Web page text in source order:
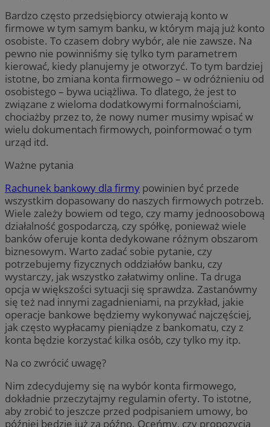
Bardzo często przedsiębiorcy otwierają konto w
firmowe w tym samym banku, w którym mają już konto
osobiste. To czasem dobry wybór, ale nie zawsze. Na
pewno nie powinniśmy się tylko tym parametrem
kierować, kiedy planujemy je otworzyć. To tym bardziej
istotne, bo zmiana konta firmowego – w odróżnieniu od
osobistego – bywa uciążliwa. To dlatego, że jest to
związane z wieloma dodatkowymi formalnościami,
chociażby przez to, że nowy numer musimy wpisać w
wielu dokumentach firmowych, poinformować o tym
urząd itd.
Ważne pytania
Rachunek bankowy dla firmy powinien być przede
wszystkim dopasowany do naszych firmowych potrzeb.
Wiele zależy bowiem od tego, czy mamy jednoosobową
działalność gospodarczą, czy spółkę, ponieważ wiele
banków oferuje konta dedykowane różnym obszarom
biznesowym. Warto zadać sobie pytanie, czy
potrzebujemy fizycznych oddziałów banku, czy
wystarczy, jak wszystko załatwimy online. Ta druga
opcja w większości sytuacji się sprawdza. Zastanówmy
się też nad innymi zagadnieniami, na przykład, jakie
operacje bankowe będziemy wykonywać najczęściej,
jak często wypłacamy pieniądze z bankomatu, czy z
konta będzie korzystać kilka osób, czy tylko my itp.
Na co zwrócić uwagę?
Nim zdecydujemy się na wybór konta firmowego,
dokładnie przeczytajmy regulamin oferty. To istotne,
aby zrobić to jeszcze przed podpisaniem umowy, bo
później będzie już za późno. Oceńmy, czy propozycja